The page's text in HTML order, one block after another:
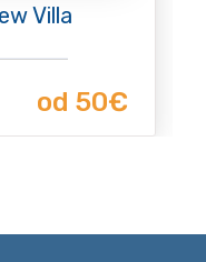
Villa
od 50€